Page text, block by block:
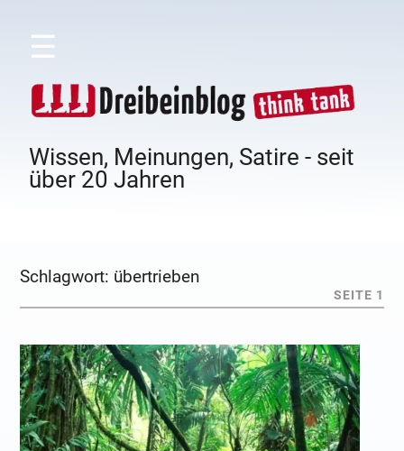
☰
Wissen, Meinungen, Satire - seit
über 20 Jahren
Schlagwort: übertrieben
SEITE 1